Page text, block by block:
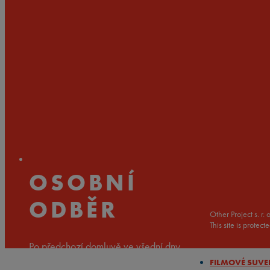
OSOBNÍ
ODBĚR
Po předchozí domluvě ve všední dny
Other Project s.
This site is
FILMOVÉ